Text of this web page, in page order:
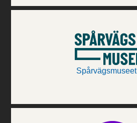
Spårvägsmuseet